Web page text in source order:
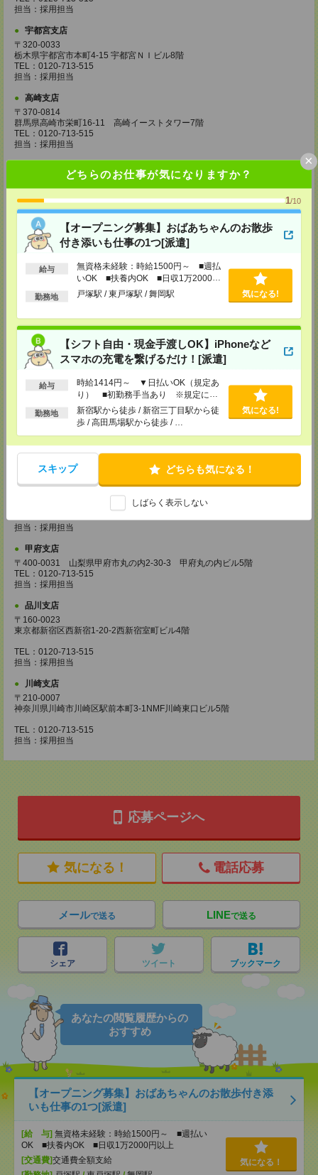
どちらのお仕事が気になりますか？
1/10
【オープニング募集】おばあちゃんのお散歩
付き添いも仕事の1つ[派遣]
給与
無資格未経験：時給1500円～ ■週払
いOK ■扶養内OK ■日収1万2000円
以上
勤務地 戸塚駅 / 東戸塚駅 / 舞岡駅 気になる!
【シフト自由・現金手渡しOK】iPhoneなど
スマホの充電を繋げるだけ！[派遣]
給与
時給1414円～ ▼日払いOK（規定あ
り） ■初勤務手当あり ※規定によ
る
勤務地
新宿駅から徒歩 / 新宿三丁目駅から徒
歩 / 高田馬場駅から徒歩 / …
気になる!
スキップ どちらも気になる！
しばらく表示しない
×
担当：採用担当
宇都宮支店
〒320-0033
栃木県宇都宮市本町4-15 宇都宮ＮＩビル8階
TEL：0120-713-515
担当：採用担当
高崎支店
〒370-0814
群馬県高崎市栄町16-11 高崎イーストタワー7階
TEL：0120-713-515
担当：採用担当
千葉県柏市末広町7-3 柏第一生命ビル4階
TEL：0120-713-515
担当：採用担当
八王子支店
東京都八王子市東町1－6 橋完ＬＫビル 3階
担当：採用担当
〒194-0022 東京都町田市森野1-33-11 町田森野ビル1階
担当：採用担当
越谷支店
〒343-0816
埼玉県越谷市弥生町1-4 越谷弥生ビル3階
TEL：0120-713-515
担当：採用担当
厚木支店
神奈川県厚木市旭町1-2-1 日本生命本厚木ビル7階
TEL：0120-713-515
藤沢支店
〒251-0025
神奈川県藤沢市鵠沼石上1丁目5番2号
担当：採用担当
甲府支店
〒400-0031 山梨県甲府市丸の内2-30-3 甲府丸の内ビル5階
TEL：0120-713-515
担当：採用担当
品川支店
〒160-0023
東京都新宿区西新宿1-20-2西新宿室町ビル4階
TEL：0120-713-515
担当：採用担当
川崎支店
〒210-0007
神奈川県川崎市川崎区駅前本町3-1NMF川崎東口ビル5階
TEL：0120-713-515
担当：採用担当
応募ページへ
気になる！ 電話応募
メールで送る LINEで送る
シェア ツイート ブックマーク
あなたの閲覧履歴からの
おすすめ
【オープニング募集】おばあちゃんのお散歩付き添
いも仕事の1つ[派遣]
[給 与] 無資格未経験：時給1500円～ ■週払い
OK ■扶養内OK ■日収1万2000円以上
[交通費]交通費全額支給
気になる！